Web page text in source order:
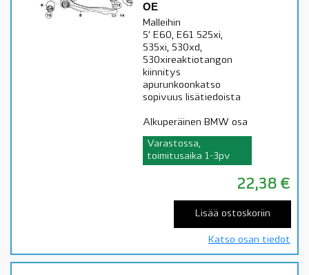
OE
Malleihin
5' E60, E61 525xi,
535xi, 530xd,
530xireaktiotangon
kiinnitys
apurunkoonkatso
sopivuus lisätiedoista
Alkuperäinen BMW osa
Varastossa,
toimitusaika 1-3pv
22,38 €
Lisää ostoskoriin
Katso osan tiedot